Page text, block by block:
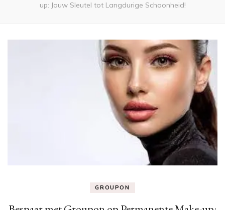
up: Jouw Sleutel tot Langdurige Schoonheid!
GROUPON